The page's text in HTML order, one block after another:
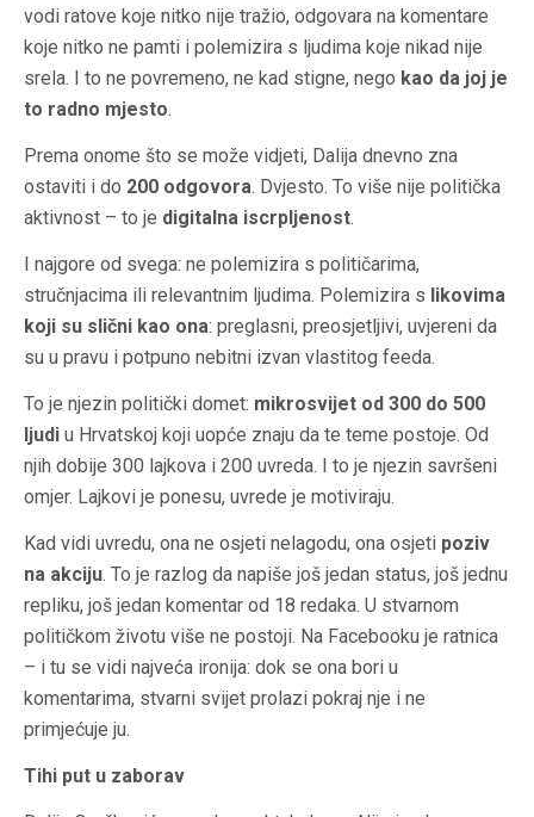
vodi ratove koje nitko nije tražio, odgovara na komentare
koje nitko ne pamti i polemizira s ljudima koje nikad nije
srela. I to ne povremeno, ne kad stigne, nego kao da joj je
to radno mjesto.
Prema onome što se može vidjeti, Dalija dnevno zna
ostaviti i do 200 odgovora. Dvjesto. To više nije politička
aktivnost – to je digitalna iscrpljenost.
I najgore od svega: ne polemizira s političarima,
stručnjacima ili relevantnim ljudima. Polemizira s likovima
koji su slični kao ona: preglasni, preosjetljivi, uvjereni da
su u pravu i potpuno nebitni izvan vlastitog feeda.
To je njezin politički domet: mikrosvijet od 300 do 500
ljudi u Hrvatskoj koji uopće znaju da te teme postoje. Od
njih dobije 300 lajkova i 200 uvreda. I to je njezin savršeni
omjer. Lajkovi je ponesu, uvrede je motiviraju.
Kad vidi uvredu, ona ne osjeti nelagodu, ona osjeti poziv
na akciju. To je razlog da napiše još jedan status, još jednu
repliku, još jedan komentar od 18 redaka. U stvarnom
političkom životu više ne postoji. Na Facebooku je ratnica
– i tu se vidi najveća ironija: dok se ona bori u
komentarima, stvarni svijet prolazi pokraj nje i ne
primjećuje ju.
Tihi put u zaborav